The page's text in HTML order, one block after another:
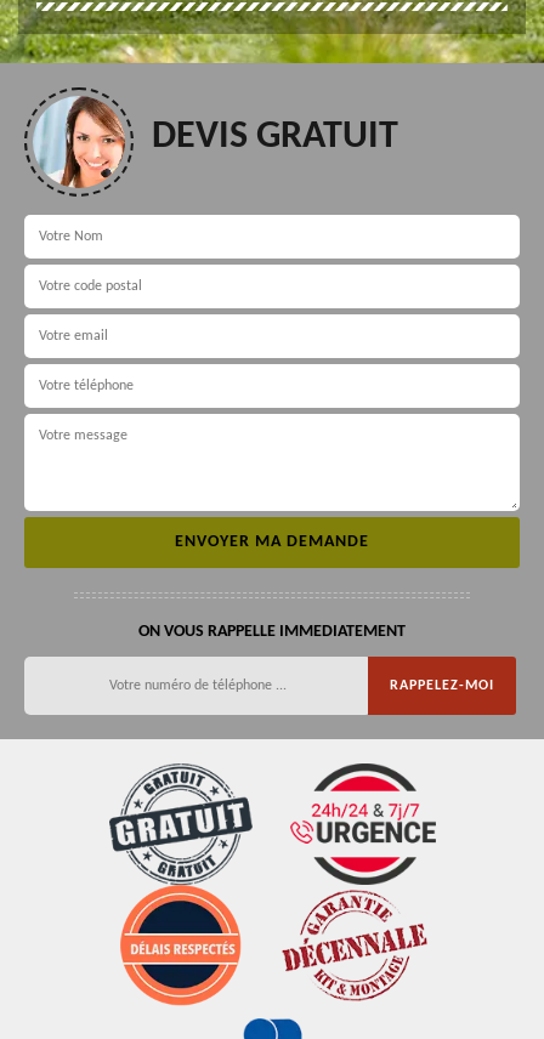
DEVIS GRATUIT
ON VOUS RAPPELLE IMMEDIATEMENT